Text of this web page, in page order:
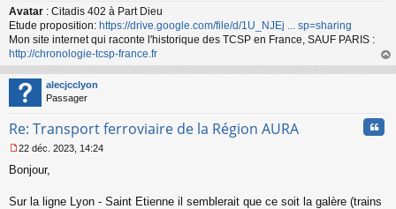
g
e
n
o
n
l
u
Avatar : Citadis 402 à Part Dieu
Etude proposition: https://drive.google.com/file/d/1U_NJEj ... sp=sharing
Mon site internet qui raconte l'historique des TCSP en France, SAUF PARIS :
http://chronologie-tcsp-france.fr
au
alecjcclyon
Passager
Re: Transport ferroviaire de la Région AURA
e
s
22 déc. 2023, 14:24
Bonjour,
Sur la ligne Lyon - Saint Etienne il semblerait que ce soit la galère (trains